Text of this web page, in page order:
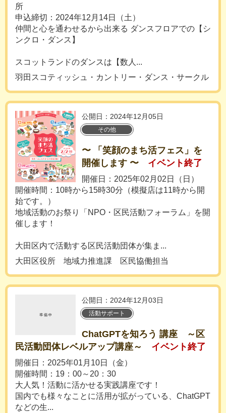
所
申込締切：2024年12月14日（土）
仲間と心を通わせるから出来る ダンスフロアでの【シ
ンクロ・ダンス】
スコットランドのダンスは【数人...
羽田スコティッシュ・カントリー・ダンス・サークル
公開日：2024年12月05日
その他
〜 「笑顔のまち活フェス」を
開催します 〜
イベント終了
開催日：2025年02月02日（日）
開催時間：10時から15時30分（模擬店は11時から開
始です。）
地域活動のお祭り「NPO・区民活動フォーラム」を開
催します！
大田区内で活動する区民活動団体が集ま...
大田区役所 地域力推進課 区民協働担当
公開日：2024年12月03日
活動サポート
ChatGPTを知ろう 講座 ～区
民活動団体レベルアップ講座～
イベント終了
開催日：2025年01月10日（金）
開催時間：19：00～20：30
大人気！活動に活かせる実践講座です！
国内でも様々なことに活用が拡がっている、ChatGPT
などの生...